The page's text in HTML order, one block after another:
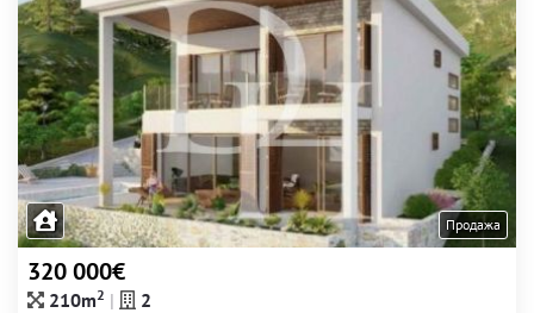
Продажа
320 000€
210m2 2